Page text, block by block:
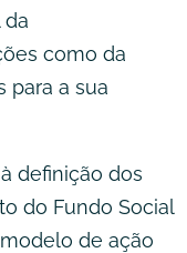
da
como da
para a sua
definição dos
do Fundo Social
de ação